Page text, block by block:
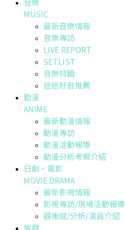
MUSIC
最新音樂情報
音樂專訪
LIVE REPORT
SETLIST
音樂特輯
迷迷好音推薦
動漫
ANIME
最新動漫情報
動漫專訪
動漫活動報導
動漫分析考察介紹
日劇・電影
MOVIE DRAMA
最新影視情報
影視專訪/現場活動報導
觀後感/分析/演員介紹
旅遊